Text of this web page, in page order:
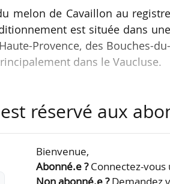
melon de Cavaillon au registre
est située dans une
Provence, des Bouches-du-
dans le Vaucluse.
réservé aux
Bienvenue,
Abonné.e ?Connectez-vous
Non abonné.e ?Demandez